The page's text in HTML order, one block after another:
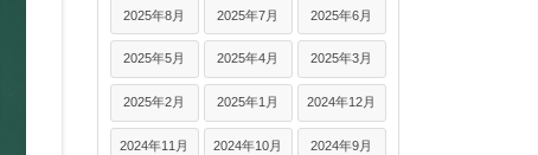
2025年8月 2025年7月 2025年6月
2025年5月 2025年4月 2025年3月
2025年2月 2025年1月 2024年12月
2024年11月 2024年10月 2024年9月